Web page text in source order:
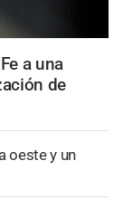
a una
de
oeste y un